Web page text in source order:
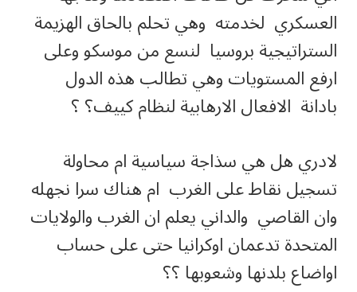
العسكري لخدمته وهي تحلم بالحاق الهزيمة
الستراتيجية بروسيا لنسع من موسكو وعلى
ارفع المستويات وهي تطالب هذه الدول
بادانة الافعال الارهابية لنظام كييف؟ ؟
لادري هل هي سذاجة سياسية ام محاولة
تسجيل نقاط على الغرب ام هناك سرا نجهله
وان القاصي والداني يعلم ان الغرب والولايات
المتحدة تدعمان اوكرانيا حتى على حساب
اواضاع بلدنها وشعوبها ؟؟